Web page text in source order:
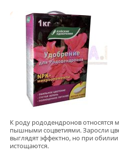
К роду рододендронов относятся
пышными соцветиями. Заросли
выглядят эффектно, но при
истощаются.